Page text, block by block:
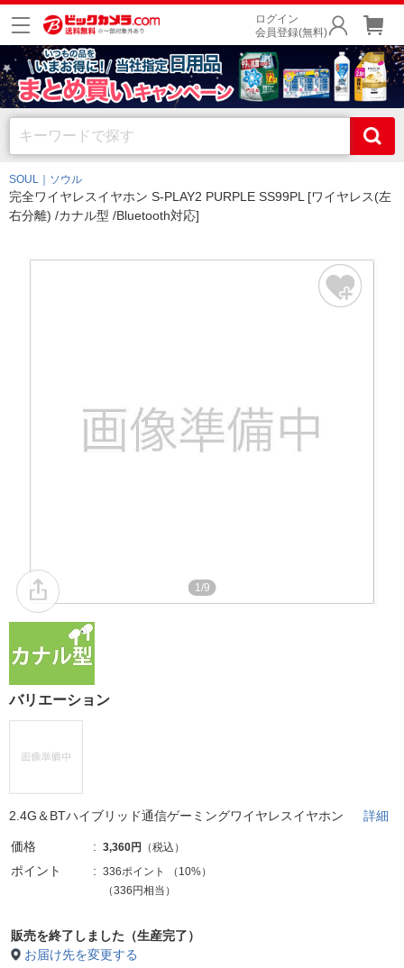
ログイン
会員登録(無料)
SOUL｜ソウル
完全ワイヤレスイヤホン S-PLAY2 PURPLE SS99PL [ワイヤレス(左
右分離) /カナル型 /Bluetooth対応]
1/9
バリエーション
2.4G＆BTハイブリッド通信ゲーミングワイヤレスイヤホン 詳細
価格 3,360円 （税込）
ポイント 336ポイント （ 10%）
（336円相当）
販売を終了しました（生産完了）
お届け先を変更する